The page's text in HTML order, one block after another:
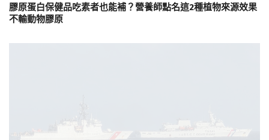
膠原蛋白保健品吃素者也能補？營養師點名這2種植物來源效果
不輸動物膠原